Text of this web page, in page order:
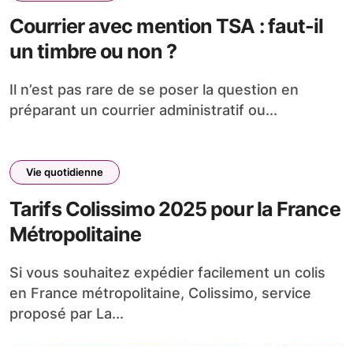
Courrier avec mention TSA : faut-il
un timbre ou non ?
Il n’est pas rare de se poser la question en
préparant un courrier administratif ou...
Vie quotidienne
Tarifs Colissimo 2025 pour la France
Métropolitaine
Si vous souhaitez expédier facilement un colis
en France métropolitaine, Colissimo, service
proposé par La...